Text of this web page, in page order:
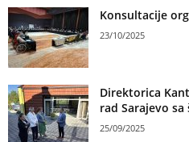
Konsultacije
23/10/2025
Direktorica
rad Sarajevo
25/09/2025